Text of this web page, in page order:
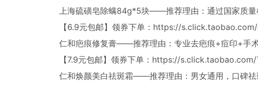
上海硫磺皂除螨84g*5块——推荐理由：通过国家质量
【6.9元包邮】领券下单： https://
仁和疤痕修复膏——推荐理由：专业去疤痕+痘印+手
【7.9元包邮】领券下单： https://s.click.taobao.com/
仁和焕颜美白祛斑霜——推荐理由：男女通用，口碑